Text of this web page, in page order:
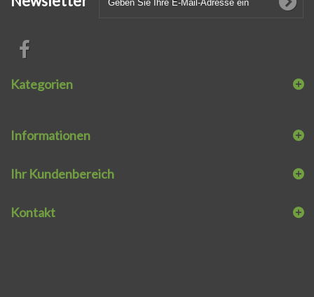
Kategorien
Informationen
Ihr Kundenbereich
Kontakt